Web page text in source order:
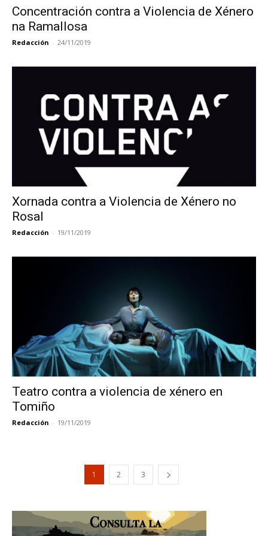
Concentración contra a Violencia de Xénero
na Ramallosa
Redacción - 24/11/2019
Xornada contra a Violencia de Xénero no
Rosal
Redacción - 19/11/2019
Teatro contra a violencia de xénero en
Tomiño
Redacción - 19/11/2019
1 2 3